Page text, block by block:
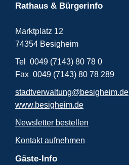
Rathaus & Bürgerinfo
Marktplatz 12
74354 Besigheim
Tel 0049 (7143) 80 78 0
Fax 0049 (7143) 80 78 289
stadtverwaltung@besigheim.de
www.besigheim.de
Newsletter bestellen
Kontakt aufnehmen
Gäste-Info